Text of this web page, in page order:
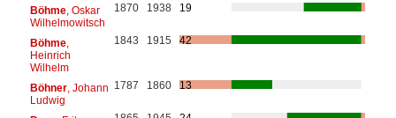
Böhme, Oskar
Wilhelmowitsch
1870 1938 19
Böhme,
Heinrich
Wilhelm
1843 1915 42
Böhner, Johann
Ludwig
1787 1860 13